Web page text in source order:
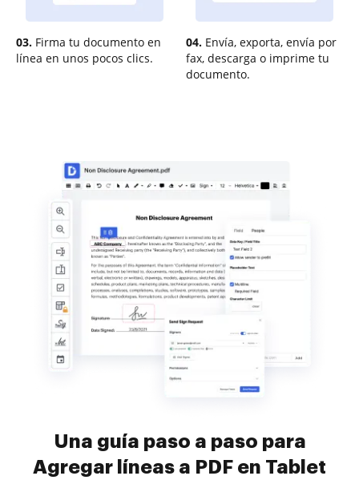
03. Firma tu documento en
línea en unos pocos clics.
04. Envía, exporta, envía por
fax, descarga o imprime tu
documento.
Una guía paso a paso para
Agregar líneas a PDF en Tablet